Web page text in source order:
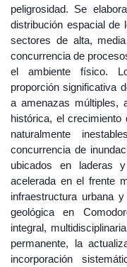
peligrosidad. Se
distribución espacial de
sectores de alta,
concurrencia de
el ambiente físico.
proporción significativa
a amenazas múltiples,
histórica, el crecimiento
naturalmente
concurrencia de
ubicados en laderas
acelerada en el frente
infraestructura urbana
geológica en
integral,
permanente, la
incorporación